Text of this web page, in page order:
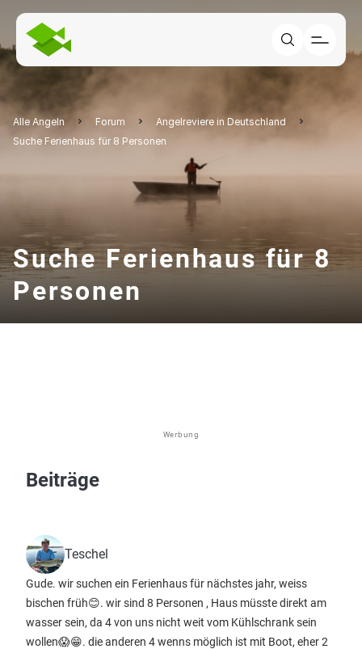
Alle Angeln Forum
Angelreviere in Deutschland
Suche Ferienhaus für 8 Personen
Suche Ferienhaus für 8
Personen
Werbung
Beiträge
Teschel
Gude. wir suchen ein Ferienhaus für nächstes jahr, weiss
bischen früh😊. wir sind 8 Personen , Haus müsste direkt am
wasser sein, da 4 von uns nicht weit vom Kühlschrank sein
wollen😱😁. die anderen 4 wenns möglich ist mit Boot, eher 2